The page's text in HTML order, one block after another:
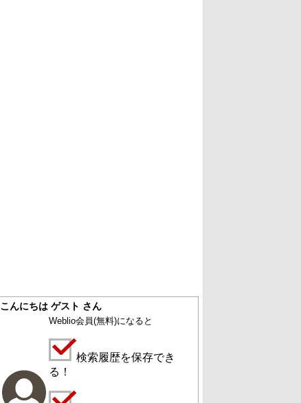
こんにちは ゲスト さん
Weblio会員(無料)になると
検索履歴を保存でき
る！